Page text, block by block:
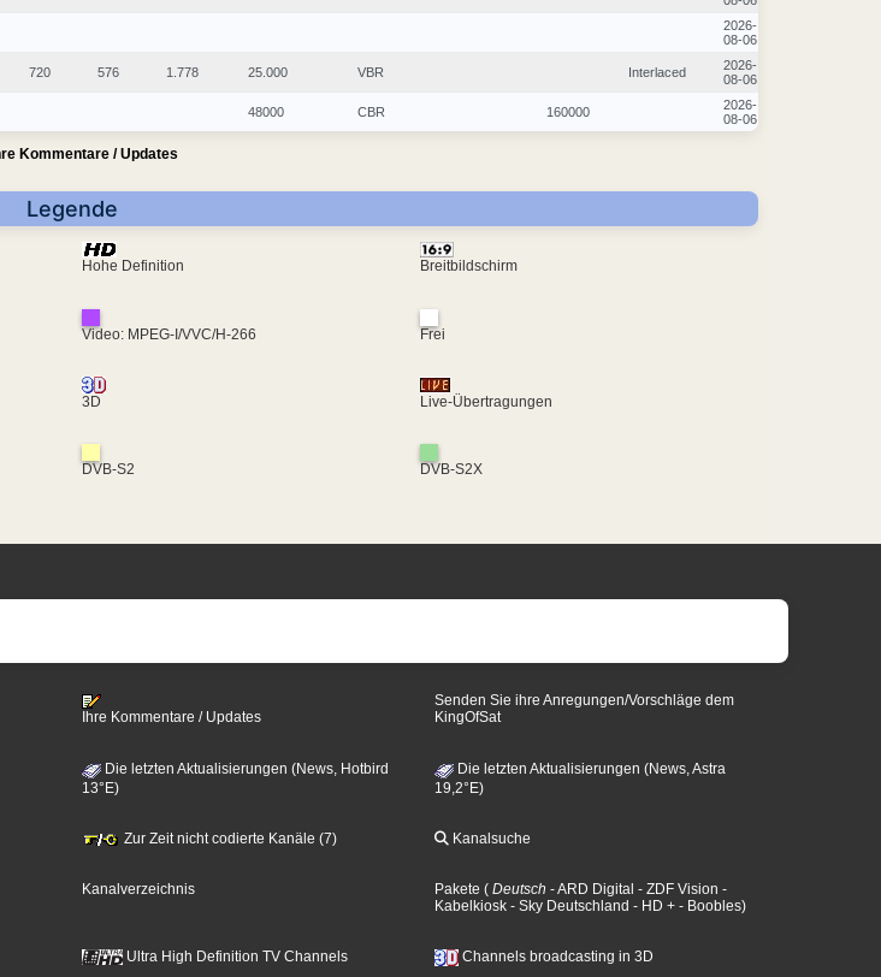
2026-
08-06
720 576 1.778 25.000 VBR Interlaced
2026-
08-06
48000 CBR 160000
2026-
08-06
Kommentare / Updates
Legende
Hohe Definition Breitbildschirm
Video: MPEG-I/VVC/H-266 Frei
3D Live-Übertragungen
DVB-S2 DVB-S2X
Ihre Kommentare / Updates
Senden Sie ihre Anregungen/Vorschläge dem
KingOfSat
Die letzten Aktualisierungen (News, Hotbird
13°E)
Die letzten Aktualisierungen (News, Astra
19,2°E)
Zur Zeit nicht codierte Kanäle (7) Kanalsuche
Kanalverzeichnis Pakete ( Deutsch - ARD Digital - ZDF Vision -
Kabelkiosk - Sky Deutschland - HD + - Boobles)
Ultra High Definition TV Channels Channels broadcasting in 3D